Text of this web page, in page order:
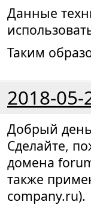
Данные
Таким
2018-05-
Добрый
Сделайте,
домена
также
company.ru).